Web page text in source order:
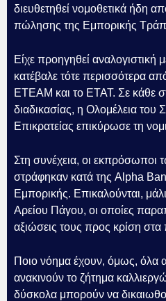
διευθετηθεί νομοθετικά ήδη
πώλησης της Εμπορικής
Είχε προηγηθεί αναλογιστική
κατέβαλε τότε περισσότερα
ΕΤΕΑΜ και το ΕΤΑΤ. Σε κάθε
διαδικασίας, η Ολομέλεια του
Επικρατείας επικύρωσε τη
Στη συνέχεια, οι εκπρόσωποι
στράφηκαν κατά της Alpha
Εμπορικής. Επικαλούνται,
Αρείου Πάγου, οι οποίες
αξιώσεις τους προς κρίση στα
Ποιο νόημα έχουν, όμως, όλα
ανακινούν το ζήτημα
δύσκολα μπορούν να